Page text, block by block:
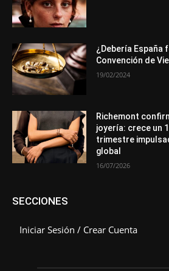
¿Debería España
Convención de
19/02/2024
Richemont
joyería: crece un
trimestre
global
16/07/2026
SECCIONES
Iniciar Sesión / Crear Cuenta